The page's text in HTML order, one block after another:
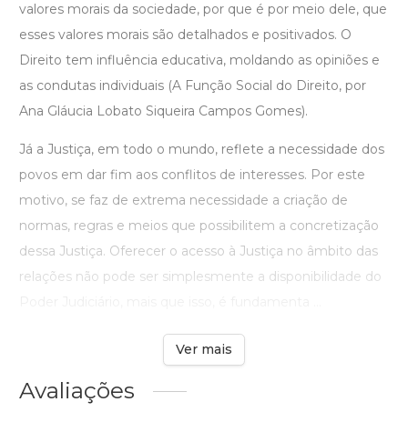
valores morais da sociedade, por que é por meio dele, que
esses valores morais são detalhados e positivados. O
Direito tem influência educativa, moldando as opiniões e
as condutas individuais (A Função Social do Direito, por
Ana Gláucia Lobato Siqueira Campos Gomes).
Já a Justiça, em todo o mundo, reflete a necessidade dos
povos em dar fim aos conflitos de interesses. Por este
motivo, se faz de extrema necessidade a criação de
normas, regras e meios que possibilitem a concretização
dessa Justiça. Oferecer o acesso à Justiça no âmbito das
relações não pode ser simplesmente a disponibilidade do
Ver mais
Avaliações